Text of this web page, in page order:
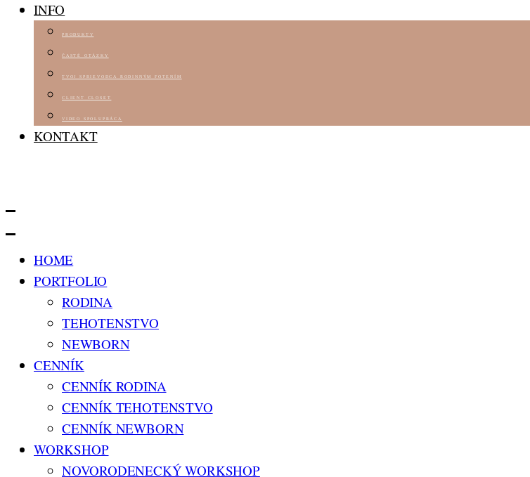
INFO
PRODUKTY
ČASTÉ OTÁZKY
TVOJ SPRIEVODCA RODINNÝM FOTENÍM
CLIENT CLOSET
VIDEO SPOLUPRÁCA
KONTAKT
HOME
PORTFOLIO
RODINA
TEHOTENSTVO
NEWBORN
CENNÍK
CENNÍK RODINA
CENNÍK TEHOTENSTVO
CENNÍK NEWBORN
WORKSHOP
NOVORODENECKÝ WORKSHOP